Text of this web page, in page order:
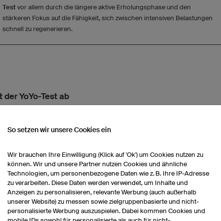
Test vor allem durch die längere aktive Erholungsphase und den
stärkeren Fokus auf die Fähigkeit, sich zwischen intensiven Belastungen
schnell zu regenerieren.
der YoYo-Test ab
Test ist in der Durchführung grundsätzlich einfach, sollte aber
werden, damit die Ergebnisse aussagekräftig sind und sich
der Mannschaft vergleichen lassen. Entscheidend sind ein
, einstandardisierter Ablaufund diegenaue Beobachtung
So setzen wir unsere Cookies ein
Wir brauchen Ihre Einwilligung (Klick auf 'Ok') um Cookies nutzen zu
können. Wir und unsere Partner nutzen Cookies und ähnliche
Technologien, um personenbezogene Daten wie z. B. Ihre IP-Adresse
zu verarbeiten. Diese Daten werden verwendet, um Inhalte und
Anzeigen zu personalisieren, relevante Werbung (auch außerhalb
unserer Website) zu messen sowie zielgruppenbasierte und nicht-
personalisierte Werbung auszuspielen. Dabei kommen Cookies und